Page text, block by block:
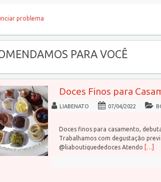
problema
PARA VOCÊ
Doces Finos para
LIABENATO 07/04/2022
Doces finos para casamento,
Trabalhamos com degustação
@liaboutiquededoces Atendo […]